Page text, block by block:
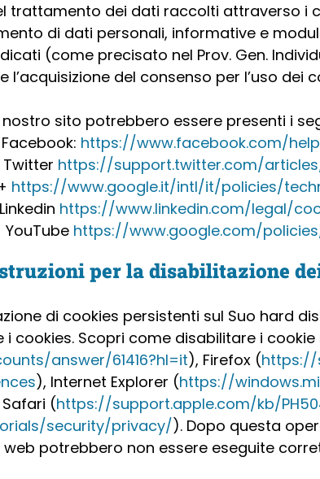
trattamento dei dati raccolti attraverso i
di dati personali, informative e
(come precisato nel Prov. Gen.
l’acquisizione del consenso per l’uso dei
nostro sito potrebbero essere presenti i
Facebook: https://www.facebook.com/
Twitter https://support.twitter.com/articles/
https://www.google.it/intl/it/policies/
Linkedin https://www.linkedin.com/legal/
YouTube https://www.google.com/
per la disabilitazione
di cookies persistenti sul Suo hard
cookies. Scopri come disabilitare i
answer/61416?hl=it), Firefox (https://
), Internet Explorer (https://
Safari (https://support.apple.com/kb/
security/privacy/). Dopo questa
web potrebbero non essere eseguite